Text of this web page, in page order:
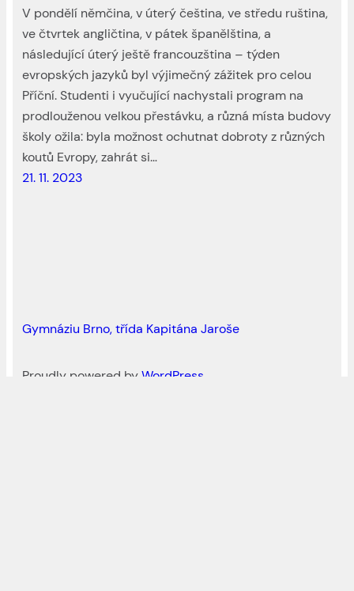
V pondělí němčina, v úterý čeština, ve středu ruština,
ve čtvrtek angličtina, v pátek španělština, a
následující úterý ještě francouzština – týden
evropských jazyků byl výjimečný zážitek pro celou
Příční. Studenti i vyučující nachystali program na
prodlouženou velkou přestávku, a různá místa budovy
školy ožila: byla možnost ochutnat dobroty z různých
koutů Evropy, zahrát si…
21. 11. 2023
Gymnáziu Brno, třída Kapitána Jaroše
Proudly powered byWordPress